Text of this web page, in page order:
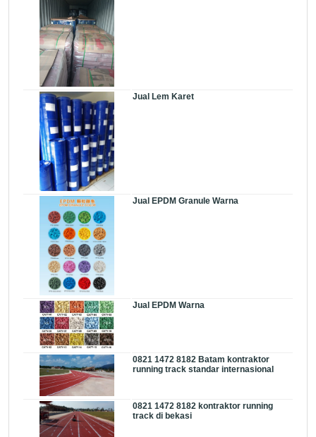
Jual Lem Karet
Jual EPDM Granule Warna
Jual EPDM Warna
0821 1472 8182 Batam kontraktor
running track standar internasional
0821 1472 8182 kontraktor running
track di bekasi